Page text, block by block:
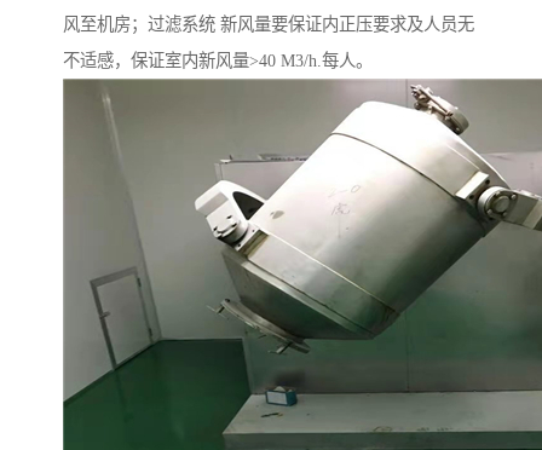
风至机房；过滤系统 新风量要保证内正压要求及人员无
不适感，保证室内新风量>40 M3/h.每人。